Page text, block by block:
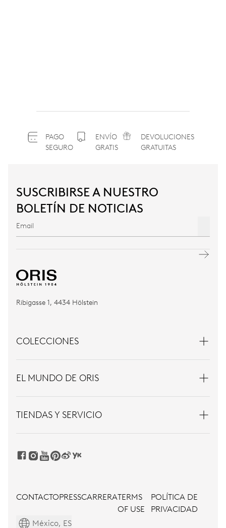
PAGO
SEGURO
ENVÍO
GRATIS
DEVOLUCIONES
GRATUITAS
SUSCRIBIRSE A NUESTRO
BOLETÍN DE NOTICIAS
Ribigasse 1, 4434 Hölstein
COLECCIONES
EL MUNDO DE ORIS
TIENDAS Y SERVICIO
CONTACTOPRESSCARRERATERMS
OF USE
POLÍTICA DE
PRIVACIDAD
México, ES